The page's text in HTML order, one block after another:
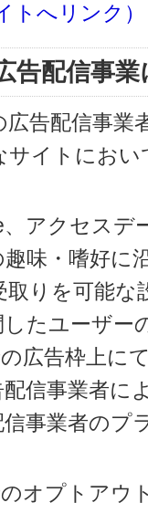
トへリンク）
告配信事
告配信事業
サイトにお
アクセスデ
味・嗜好に
りを可能
たユーザー
広告枠上に
信事業者に
事業者のプ
オプトアウ